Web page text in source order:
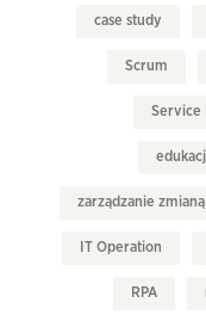
case study
Scrum
Service
zarządzanie
IT Operation
RPA